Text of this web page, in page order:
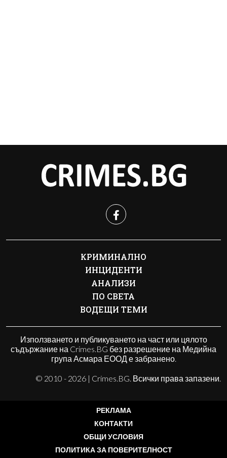
КРИМИНАЛНО
ИНЦИДЕНТИ
АНАЛИЗИ
ПО СВЕТА
ВОДЕЩИ ТЕМИ
Използването и публикуването на част или цялото
съдържание на Crimes.BG без разрешение на Медийна
група Асмара ЕООД е забранено.
© 2010 - 2026 | Crimes.BG. Всички права запазени.
РЕКЛАМА
КОНТАКТИ
ОБЩИ УСЛОВИЯ
ПОЛИТИКА ЗА ПОВЕРИТЕЛНОСТ